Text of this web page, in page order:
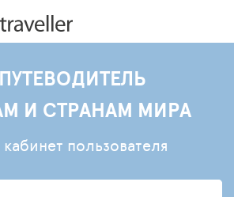
И СТРАНАМ МИРА
пользователя